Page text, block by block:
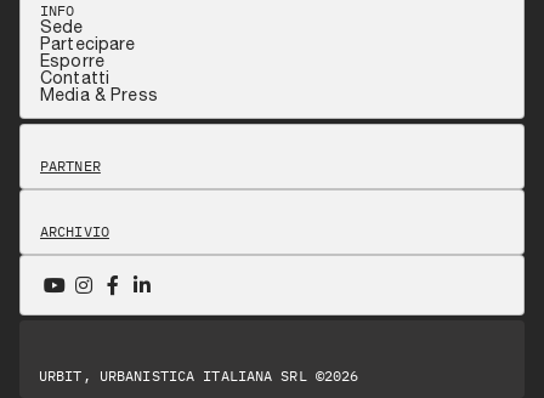
INFO
Sede
Partecipare
Esporre
Contatti
Media & Press
PARTNER
ARCHIVIO
URBIT, URBANISTICA ITALIANA SRL ©2026